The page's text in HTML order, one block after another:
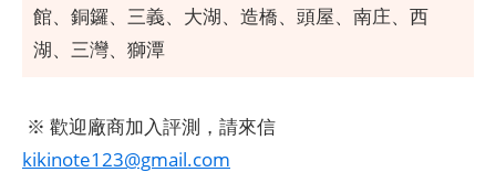
館、銅鑼、三義、大湖、造橋、頭屋、南庄、西
湖、三灣、獅潭
※ 歡迎廠商加入評測，請來信
kikinote123@gmail.com